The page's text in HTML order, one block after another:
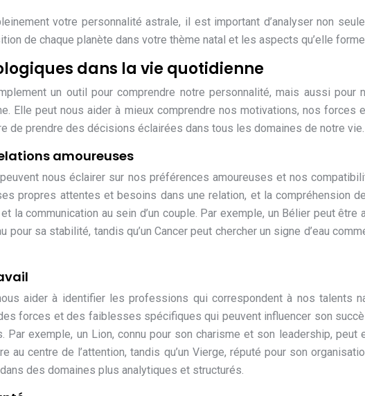
votre personnalité astrale, il est important d’analyser non
de chaque planète dans votre thème natal et les aspects qu’elle
dans la vie quotidienne
un outil pour comprendre notre personnalité, mais aussi pour
Elle peut nous aider à mieux comprendre nos motivations, nos forces
de prendre des décisions éclairées dans tous les domaines de notre vie.
amoureuses
nous éclairer sur nos préférences amoureuses et nos
propres attentes et besoins dans une relation, et la compréhension
la communication au sein d’un couple. Par exemple, un Bélier peut être
pour sa stabilité, tandis qu’un Cancer peut chercher un signe d’eau
aider à identifier les professions qui correspondent à nos talents
forces et des faiblesses spécifiques qui peuvent influencer son
Par exemple, un Lion, connu pour son charisme et son leadership, peut
au centre de l’attention, tandis qu’un Vierge, réputé pour son
des domaines plus analytiques et structurés.